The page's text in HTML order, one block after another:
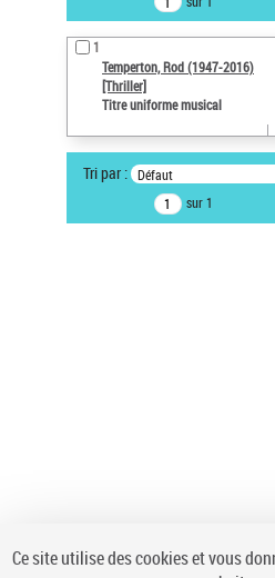
Œuvres liées à l'auteur :
Temperton, Rod (1947-2016)
Type de notice d'autorité
Type de notice d'autorité
1
Temperton, Rod (1947-2016)
[Thriller]
Titre uniforme musical
Tri par : Défaut
sur 1
Ce site utilise des cookies et vous